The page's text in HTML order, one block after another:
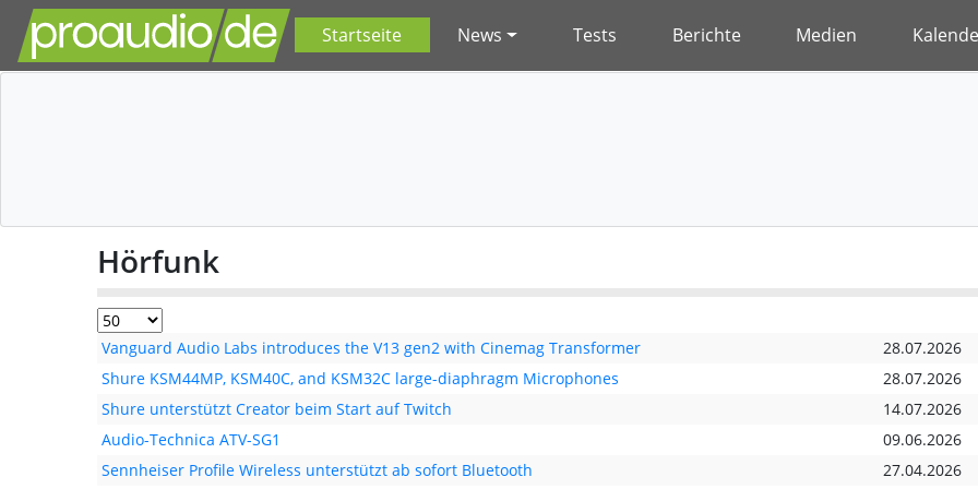
Startseite News Tests Berichte Medien
Hörfunk
Vanguard Audio Labs introduces the V13 gen2 with Cinemag Transformer
28.07.2026
Shure KSM44MP, KSM40C, and KSM32C large-diaphragm Microphones
28.07.2026
Shure unterstützt Creator beim Start auf Twitch
14.07.2026
Audio-Technica ATV-SG1
09.06.2026
Sennheiser Profile Wireless unterstützt ab sofort Bluetooth
27.04.2026